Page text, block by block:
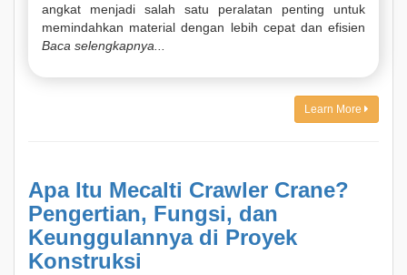
angkat menjadi salah satu peralatan penting untuk
memindahkan material dengan lebih cepat dan efisien
Baca selengkapnya...
Learn More
Apa Itu Mecalti Crawler Crane?
Pengertian, Fungsi, dan
Keunggulannya di Proyek
Konstruksi